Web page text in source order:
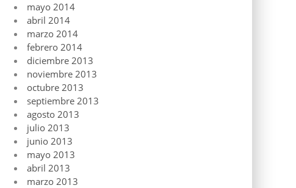
mayo 2014
abril 2014
marzo 2014
febrero 2014
diciembre 2013
noviembre 2013
octubre 2013
septiembre 2013
agosto 2013
julio 2013
junio 2013
mayo 2013
abril 2013
marzo 2013